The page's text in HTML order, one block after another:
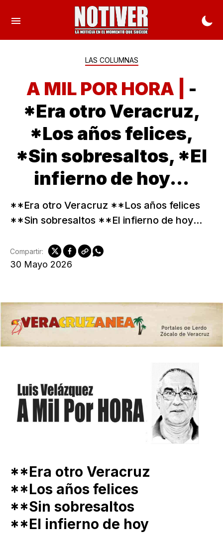
LAS COLUMNAS
A MIL POR HORA | -
*Era otro Veracruz,
*Los años felices,
*Sin sobresaltos, *El
infierno de hoy...
**Era otro Veracruz **Los años felices
**Sin sobresaltos **El infierno de hoy...
30 Mayo 2026
Compartir:
**Era otro Veracruz
**Los años felices
**Sin sobresaltos
**El infierno de hoy